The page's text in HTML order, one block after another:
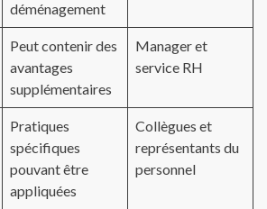
déménagement
Peut contenir des
avantages
supplémentaires
Manager et
service RH
Pratiques
spécifiques
pouvant être
appliquées
Collègues et
représentants du
personnel